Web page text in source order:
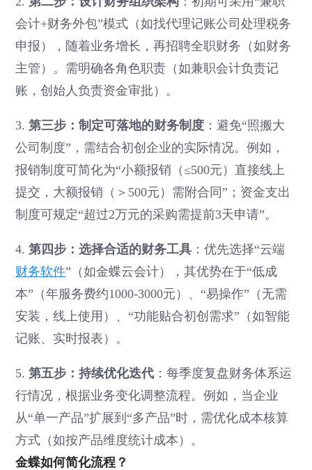
会计+财务外包”模式（如找代理记账公司处理税务
申报），随着业务增长，再招聘全职财务（如财务
主管）。需明确各角色职责（如兼职会计负责记
账，创始人负责资金审批）。
3.第三步：制定可落地的财务制度 ：避免“照搬大
公司制度”，需结合初创企业的实际情况。例如，
报销制度可简化为“小额报销（≤500元）直接线上
提交，大额报销（＞500元）需附合同”；资金支出
制度可规定“超过2万元的采购需提前3天申请”。
4.第四步：选择合适的财务工具 ：优先选择“云端
财务软件”（如金蝶云会计），其优势在于“低成
本”（年服务费约1000-3000元）、“易操作”（无需
安装，线上使用）、“功能贴合初创需求”（如智能
记账、实时报表）。
5.第五步：持续优化迭代 ：每季度复盘财务体系运
行情况，根据业务变化调整流程。例如，当企业
从“单一产品”扩展到“多产品”时，需优化成本核算
方式（如按产品维度统计成本）。
金蝶如何简化流程？